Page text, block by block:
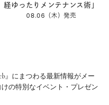
経ゆったりメンテナンス術」
08.06（木）発売
』にまつわる最新情報がメー
の特別なイベント・プレゼン